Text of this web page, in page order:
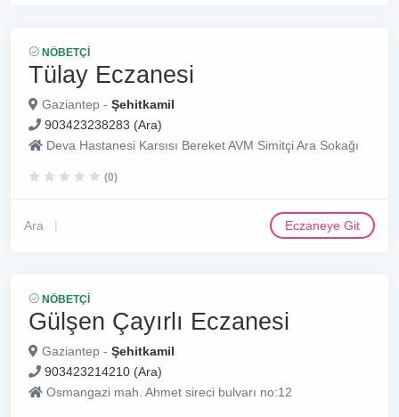
NÖBETÇI
Tülay Eczanesi
Gaziantep - Şehitkamil
903423238283 (Ara)
Deva Hastanesi Karsısı Bereket AVM Simitçi Ara Sokağı
(0)
Ara Eczaneye Git
NÖBETÇI
Gülşen Çayırlı Eczanesi
Gaziantep - Şehitkamil
903423214210 (Ara)
Osmangazi mah. Ahmet sireci bulvarı no:12